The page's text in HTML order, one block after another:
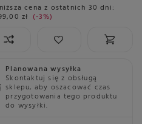
cena z ostatnich 30 dni:
zł -3%
Planowana wysyłka
Skontaktuj się z obsługą
sklepu, aby oszacować czas
przygotowania tego produktu
do wysyłki.